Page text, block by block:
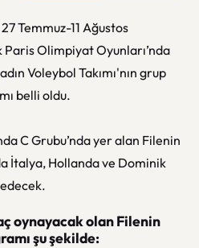
Temmuz-11 Ağustos
Olimpiyat Oyunları’nda
Voleybol Takımı'nın grup
belli oldu.
C Grubu’nda yer alan Filenin
İtalya, Hollanda ve Dominik
oynayacak olan Filenin
şu şekilde: